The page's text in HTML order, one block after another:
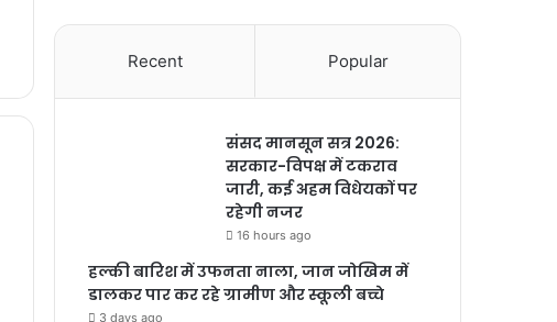
Recent Popular
संसद मानसून सत्र 2026:
सरकार-विपक्ष में टकराव
जारी, कई अहम विधेयकों पर
रहेगी नजर
16 hours ago
हल्की बारिश में उफनता नाला, जान जोखिम में
डालकर पार कर रहे ग्रामीण और स्कूली बच्चे
3 days ago